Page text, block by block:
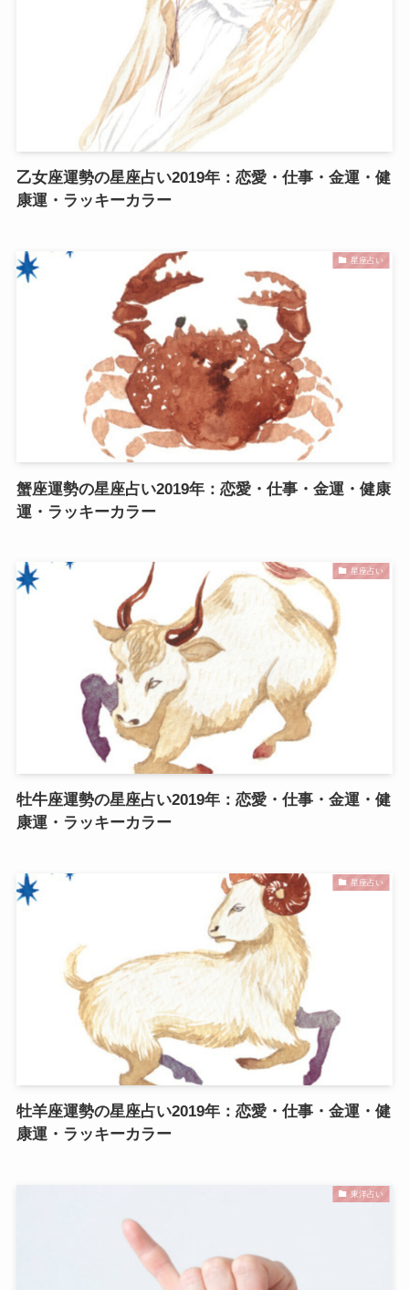
乙女座運勢の星座占い2019年：恋愛・仕事・金運・健
康運・ラッキーカラー
星座占い
蟹座運勢の星座占い2019年：恋愛・仕事・金運・健康
運・ラッキーカラー
星座占い
牡牛座運勢の星座占い2019年：恋愛・仕事・金運・健
康運・ラッキーカラー
星座占い
牡羊座運勢の星座占い2019年：恋愛・仕事・金運・健
康運・ラッキーカラー
東洋占い